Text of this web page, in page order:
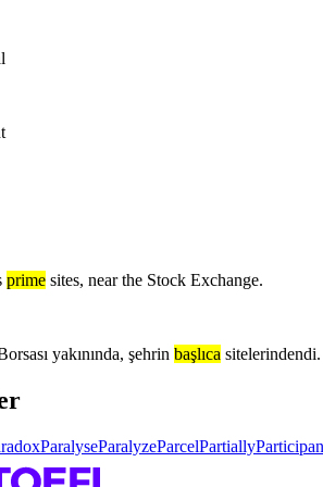
prime sites, near the Stock Exchange.
yakınında, şehrin başlıca sitelerindendi.
ParalyseParalyzeParcelPartially